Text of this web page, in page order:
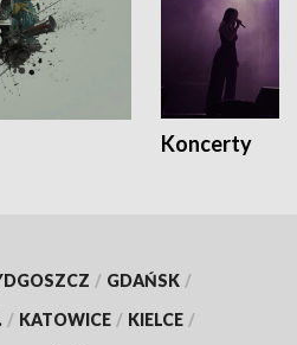
Koncerty
/ GDAŃSK /
/ KATOWICE / KIELCE /